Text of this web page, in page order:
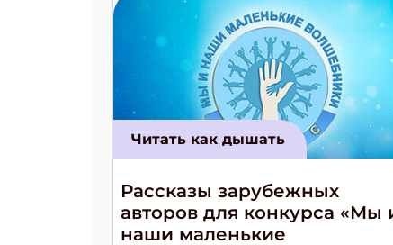
Читать как дышать
Рассказы зарубежных
авторов для конкурса «Мы
наши маленькие